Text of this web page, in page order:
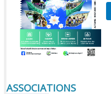
ASSOCIATIONS